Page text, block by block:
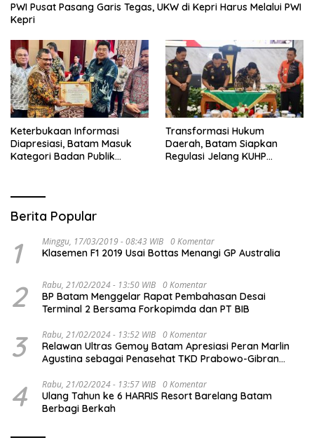
PWI Pusat Pasang Garis Tegas, UKW di Kepri Harus Melalui PWI
Kepri
Keterbukaan Informasi
Diapresiasi, Batam Masuk
Kategori Badan Publik
Transformasi Hukum
Daerah, Batam Siapkan
Regulasi Jelang KUHP
Berita Popular
1 Minggu, 17/03/2019 - 08:43 WIB 0 Komentar
Klasemen F1 2019 Usai Bottas Menangi GP Australia
2 Rabu, 21/02/2024 - 13:50 WIB 0 Komentar
BP Batam Menggelar Rapat Pembahasan Desai
Terminal 2 Bersama Forkopimda dan PT BIB
3 Rabu, 21/02/2024 - 13:52 WIB 0 Komentar
Relawan Ultras Gemoy Batam Apresiasi Peran Marlin
Agustina sebagai Penasehat TKD Prabowo-Gibran
4 Rabu, 21/02/2024 - 13:57 WIB 0 Komentar
Ulang Tahun ke 6 HARRIS Resort Barelang Batam
Berbagi Berkah